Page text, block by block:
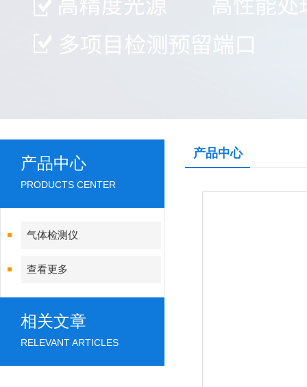
产品中心
PRODUCTS CENTER
气体检测仪
查看更多
相关文章
RELEVANT ARTICLES
产品中心